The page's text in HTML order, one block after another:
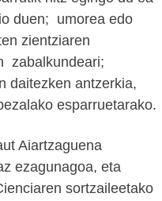
duen; umorea edo
zientziaren
zabalkundeari;
daitezken antzerkia,
esparruetarako.
Aiartzaguena
ezagunagoa, eta
sortzaileetako